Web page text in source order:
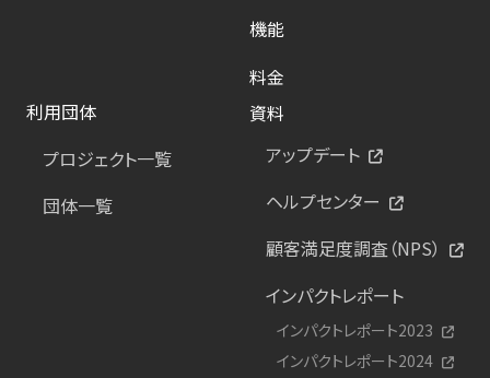
機能
料金
利用団体
プロジェクト一覧
団体一覧
資料
アップデート
ヘルプセンター
顧客満足度調査（NPS）
インパクトレポート
インパクトレポート2023
インパクトレポート2024